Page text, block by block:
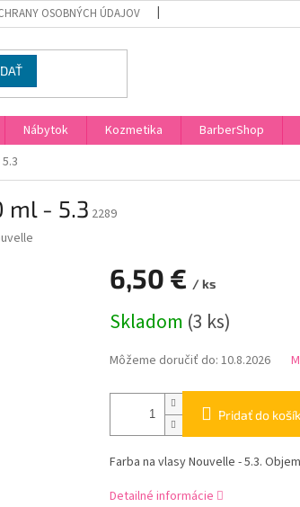
OSOBNÝCH ÚDAJOV
Nábytok Kozmetika BarberShop
ml - 5.3 2289
6,50 € / ks
cena:
Skladom (3 ks)
Môžeme doručiť do: 10.8.2026
Pridať do
Farba na vlasy Nouvelle - 5.3.
Detailné informácie